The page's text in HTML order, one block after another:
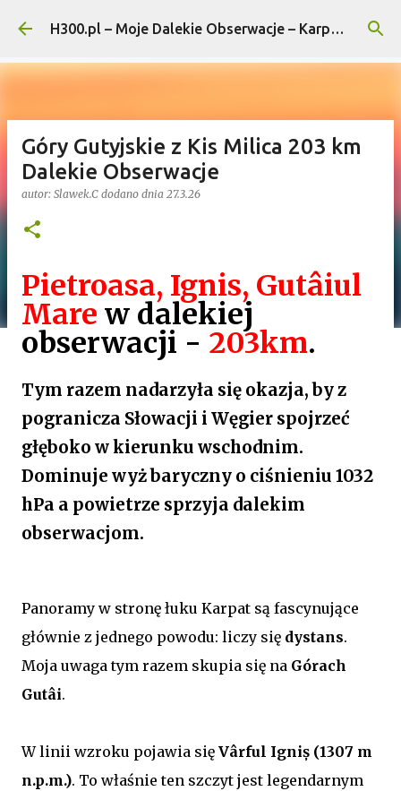
Przejdź do głównej zawartości H300.pl – Moje Dalekie Obserwacje – Karpaty i Pogórza...
Góry Gutyjskie z Kis Milica 203 km
Dalekie Obserwacje
autor: Slawek.C dodano dnia 27.3.26
Pietroasa, Ignis, Gutâiul
Mare w dalekiej
obserwacji - 203km.
Tym razem nadarzyła się okazja, by z
pogranicza Słowacji i Węgier spojrzeć
głęboko w kierunku wschodnim.
Dominuje wyż baryczny o ciśnieniu 1032
hPa a powietrze sprzyja dalekim
obserwacjom.
Panoramy w stronę łuku Karpat są fascynujące
głównie z jednego powodu: liczy się dystans.
Moja uwaga tym razem skupia się na Górach
Gutâi.
W linii wzroku pojawia się Vârful Igniș (1307 m
n.p.m.). To właśnie ten szczyt jest legendarnym